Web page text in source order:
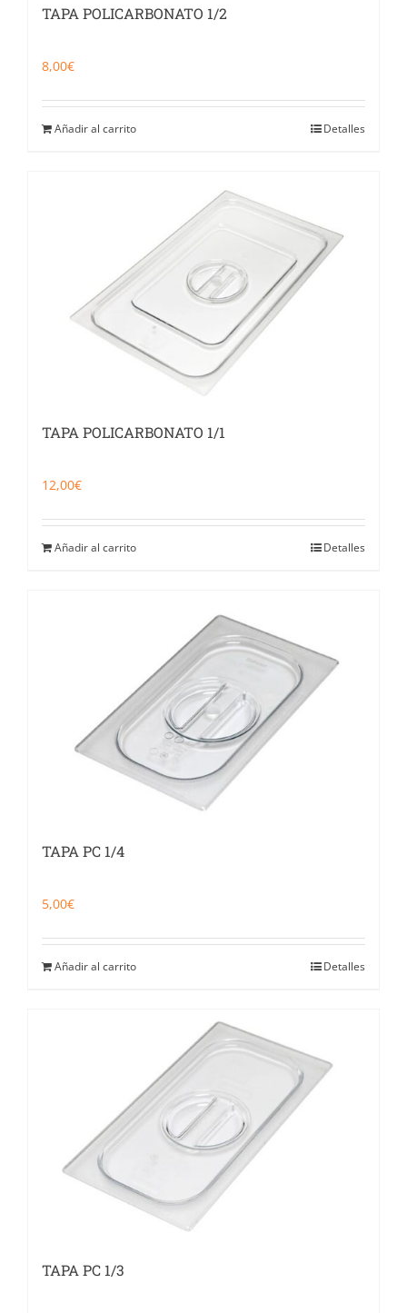
TAPA POLICARBONATO 1/2
8,00€
Añadir al carrito Detalles
TAPA POLICARBONATO 1/1
12,00€
Añadir al carrito Detalles
TAPA PC 1/4
5,00€
Añadir al carrito Detalles
TAPA PC 1/3